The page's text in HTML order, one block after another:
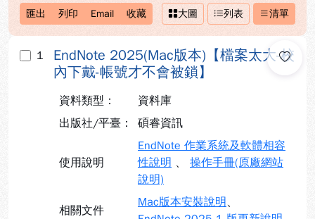
匯出 列印 Email 收藏 大圖 列表 清單
1
EndNote 2025(Mac版本)【檔案太大-校
內下戴-帳號才不會被鎖】
資料類型：
資料庫
出版社/平臺：
碩睿資訊
使用說明
EndNote 作業系統及軟體相容
性說明 、 操作手冊(原廠網站
說明)
相關文件
Mac版本安裝說明 、